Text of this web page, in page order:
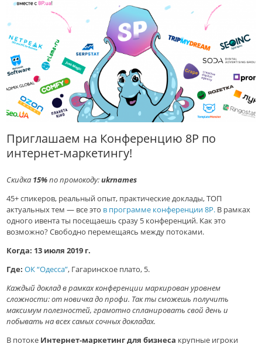
Приглашаем на Конференцию 8P по
интернет-маркетингу!
Скидка 15%по промокоду:ukrnames
45+ спикеров, реальный опыт, практические доклады, ТОП
актуальных тем — все это в программе конференции 8P. В рамках
одного ивента ты посещаешь сразу 5 конференций. Как это
возможно? Свободно перемещаясь между потоками.
Когда: 13 июля 2019 г.
Где: ОК “Одесса”, Гагаринское плато, 5.
Каждый доклад в рамках конференции маркирован уровнем
сложности: от новичка до профи. Так ты сможешь получить
максимум полезностей, грамотно спланировать свой день и
побывать на всех самых сочных докладах.
В потоке Интернет-маркетинг для бизнеса крупные игроки